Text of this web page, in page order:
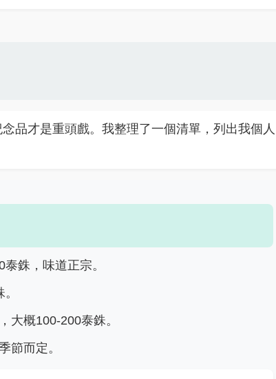
品才是重頭戲。我整理了一個清單，列出我個人
銖，味道正宗。
概100-200泰銖。
節而定。